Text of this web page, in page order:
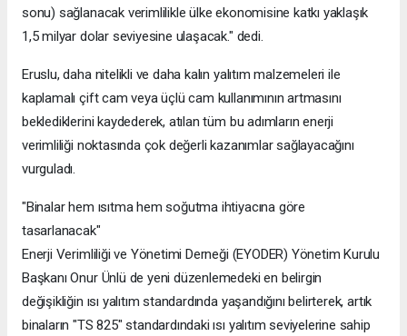
sonu) sağlanacak verimlilikle ülke ekonomisine katkı yaklaşık
1,5 milyar dolar seviyesine ulaşacak." dedi.
Eruslu, daha nitelikli ve daha kalın yalıtım malzemeleri ile
kaplamalı çift cam veya üçlü cam kullanımının artmasını
beklediklerini kaydederek, atılan tüm bu adımların enerji
verimliliği noktasında çok değerli kazanımlar sağlayacağını
vurguladı.
"Binalar hem ısıtma hem soğutma ihtiyacına göre
tasarlanacak"
Enerji Verimliliği ve Yönetimi Derneği (EYODER) Yönetim Kurulu
Başkanı Onur Ünlü de yeni düzenlemedeki en belirgin
değişikliğin ısı yalıtım standardında yaşandığını belirterek, artık
binaların "TS 825" standardındaki ısı yalıtım seviyelerine sahip